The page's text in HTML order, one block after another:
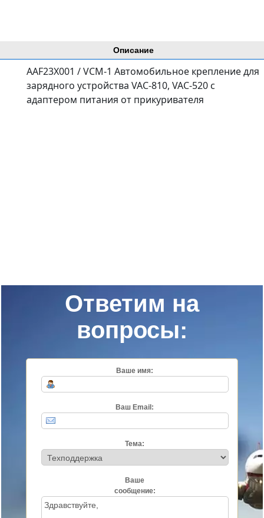
Описание
AAF23X001 / VCM-1 Автомобильное крепление для
зарядного устройства VAC-810, VAC-520 с
адаптером питания от прикуривателя
Ответим на
вопросы:
Ваше имя:
Ваш Email:
Тема:
Ваше
сообщение: